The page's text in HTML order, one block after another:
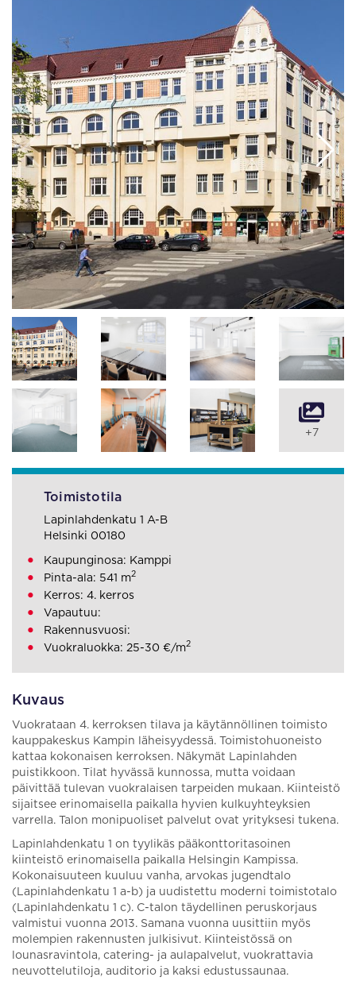
Kuvaus
Vuokrataan 4. kerroksen tilava ja käytännöllinen toimisto
kauppakeskus Kampin läheisyydessä. Toimistohuoneisto
kattaa kokonaisen kerroksen. Näkymät Lapinlahden
puistikkoon. Tilat hyvässä kunnossa, mutta voidaan
päivittää tulevan vuokralaisen tarpeiden mukaan. Kiinteistö
sijaitsee erinomaisella paikalla hyvien kulkuyhteyksien
varrella. Talon monipuoliset palvelut ovat yrityksesi tukena.
Lapinlahdenkatu 1 on tyylikäs pääkonttoritasoinen
kiinteistö erinomaisella paikalla Helsingin Kampissa.
Kokonaisuuteen kuuluu vanha, arvokas jugendtalo
(Lapinlahdenkatu 1 a-b) ja uudistettu moderni toimistotalo
(Lapinlahdenkatu 1 c). C-talon täydellinen peruskorjaus
valmistui vuonna 2013. Samana vuonna uusittiin myös
molempien rakennusten julkisivut. Kiinteistössä on
lounasravintola, catering- ja aulapalvelut, vuokrattavia
neuvottelutiloja, auditorio ja kaksi edustussaunaa.
+7
Toimistotila
Lapinlahdenkatu 1 A-B
Helsinki 00180
Kaupunginosa: Kamppi
Pinta-ala: 541 m2
Kerros: 4. kerros
Vapautuu:
Rakennusvuosi:
Vuokraluokka: 25-30 €/m2